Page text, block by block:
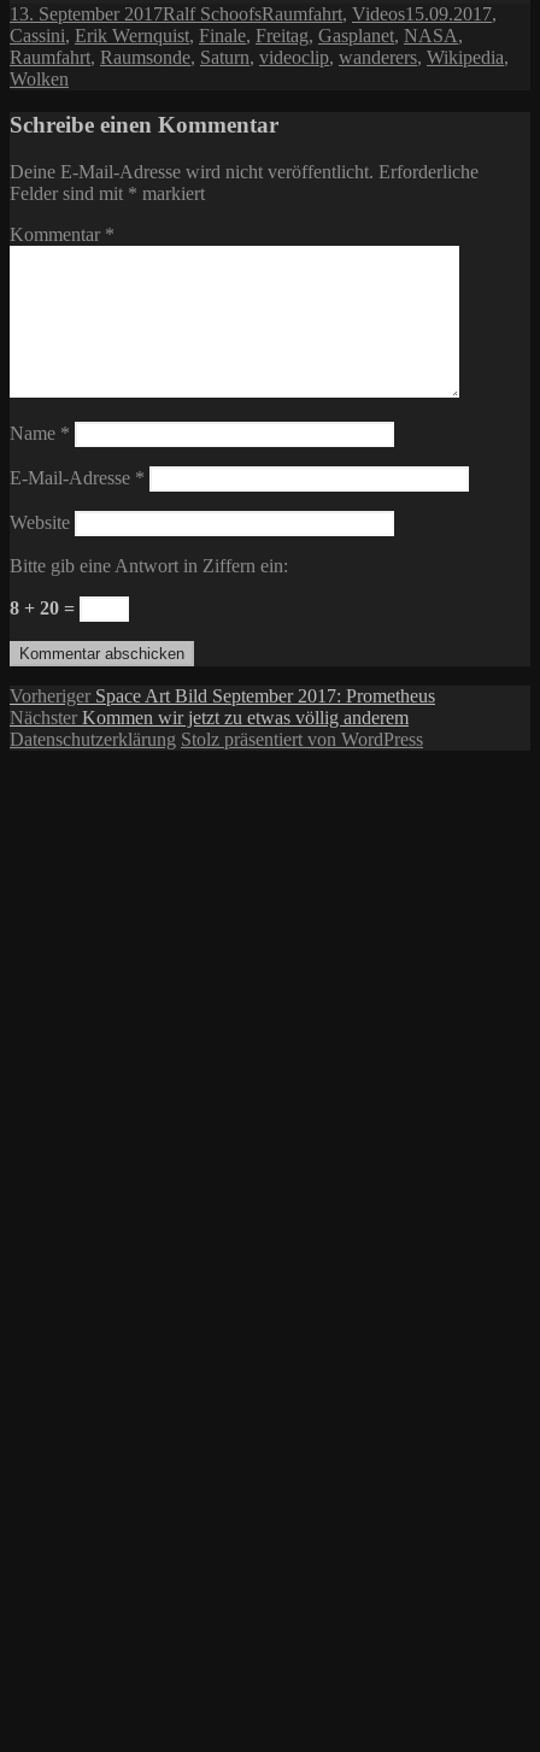
Veröffentlicht
am
13. September 2017Autor
Ralf SchoofsKategorien
Raumfahrt, VideosSchlagwörter
15.09.2017,
Cassini, Erik Wernquist, Finale, Freitag, Gasplanet, NASA,
Raumfahrt, Raumsonde, Saturn, videoclip, wanderers, Wikipedia,
Wolken
Schreibe einen Kommentar
Deine E-Mail-Adresse wird nicht veröffentlicht. Erforderliche
Felder sind mit * markiert
Kommentar *
Name *
E-Mail-Adresse *
Website
Bitte gib eine Antwort in Ziffern ein:
8 + 20 =
Beitragsnavigation
Vorheriger Vorheriger
Beitrag:
Space Art Bild September 2017: Prometheus
Nächster Nächster
Beitrag:
Kommen wir jetzt zu etwas völlig anderem
Datenschutzerklärung Stolz präsentiert von WordPress